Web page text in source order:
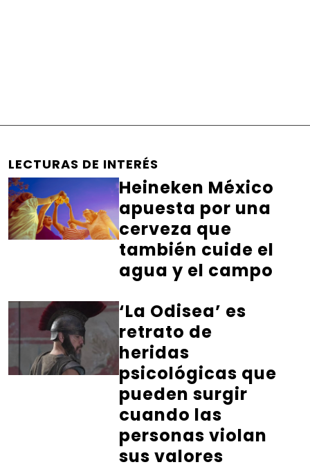
LECTURAS DE INTERÉS
Heineken México
apuesta por una
cerveza que
también cuide el
agua y el campo
‘La Odisea’ es
retrato de
heridas
psicológicas que
pueden surgir
cuando las
personas violan
sus valores